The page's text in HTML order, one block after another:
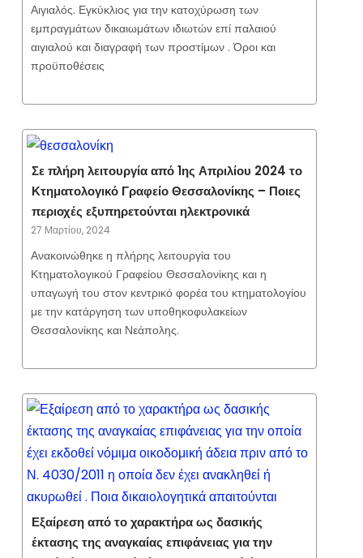
Αιγιαλός. Εγκύκλιος για την κατοχύρωση των
εμπραγμάτων δικαιωμάτων ιδιωτών επί παλαιού
αιγιαλού και διαγραφή των προστίμων . Όροι και
προϋποθέσεις
Σε πλήρη λειτουργία από 1ης Απριλίου 2024 το
Κτηματολογικό Γραφείο Θεσσαλονίκης – Ποιες
περιοχές εξυπηρετούνται ηλεκτρονικά
27 Μαρτίου, 2024
Ανακοινώθηκε η πλήρης λειτουργία του
Κτηματολογικού Γραφείου Θεσσαλονίκης και η
υπαγωγή του στον κεντρικό φορέα του κτηματολογίου
με την κατάργηση των υποθηκοφυλακείων
Θεσσαλονίκης και Νεάπολης.
Εξαίρεση από το χαρακτήρα ως δασικής
έκτασης της αναγκαίας επιφάνειας για την